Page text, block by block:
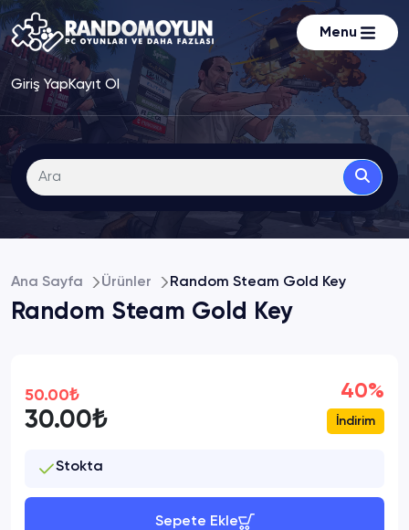
Menu
Giriş YapKayıt Ol
Ana Sayfa Ürünler Random Steam Gold Key
Random Steam Gold Key
50.00₺
30.00₺
40%
İndirim
Stokta
Sepete Ekle